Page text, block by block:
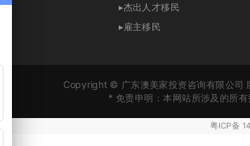
Copyright © 广东澳美家投资咨询有限公
* 免责申明：本网站所涉及的所
* 免责申明：本网站所涉及的
* 免责申明：本网站所涉及的
▸杰出人才移民
▸雇主移民
粤ICP备